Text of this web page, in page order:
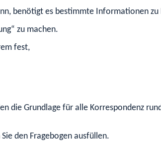
benötigt es bestimmte Informationen
zu machen.
fest,
die Grundlage für alle Korrespondenz
den Fragebogen ausfüllen.